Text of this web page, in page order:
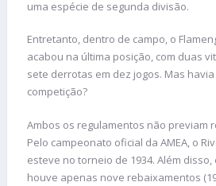
uma espécie de segunda divisão.
Entretanto, dentro de campo, o
acabou na última posição, com duas
sete derrotas em dez jogos. Mas
competição?
Ambos os regulamentos não previam
Pelo campeonato oficial da AMEA, o
esteve no torneio de 1934. Além disso,
houve apenas nove rebaixamentos